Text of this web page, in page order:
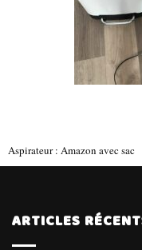
Aspirateur : Amazon avec sac
ARTICLES